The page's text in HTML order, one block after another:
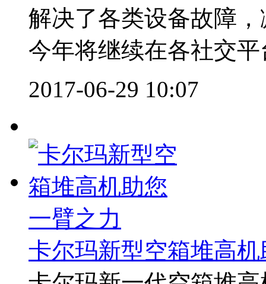
解决了各类设备故障
今年将继续在各社交
2017-06-29 10:07
卡尔玛新型空箱堆高